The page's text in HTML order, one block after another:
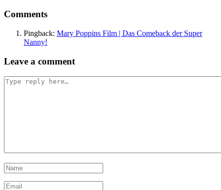
navigation
Comments
Pingback: Mary Poppins Film | Das Comeback der Super
Nanny!
Leave a comment